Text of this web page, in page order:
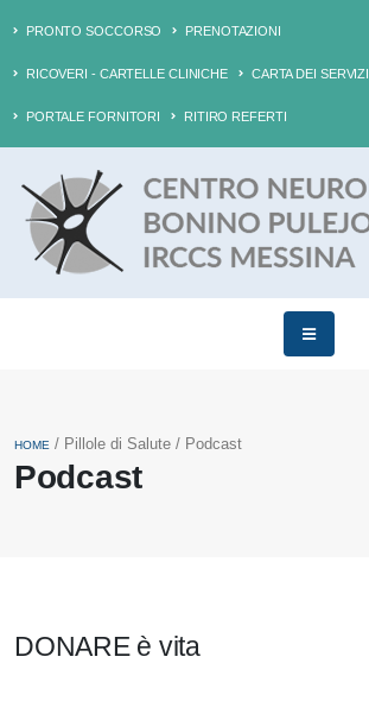
PRONTO SOCCORSO PRENOTAZIONI
RICOVERI - CARTELLE CLINICHE CARTA DEI SERVIZI
PORTALE FORNITORI RITIRO REFERTI
Podcast
HOME / Pillole di Salute / Podcast
DONARE è vita